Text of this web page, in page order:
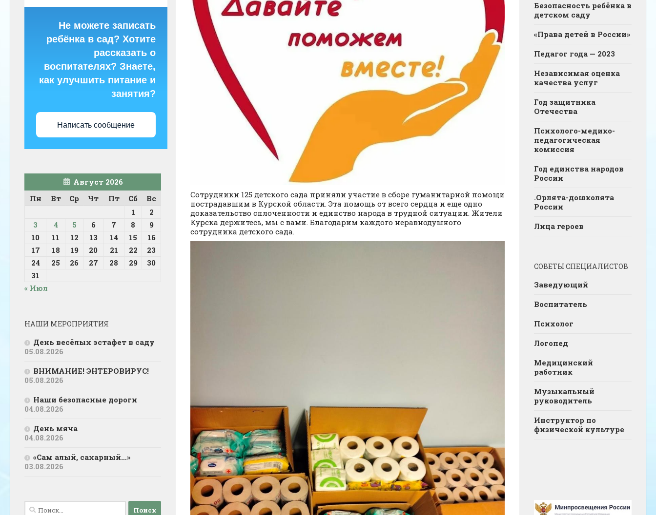
Сотрудники 125 детского сада приняли участие в сборе гуманитарной помощи
пострадавшим в Курской области. Эта помощь от всего сердца и еще одно
доказательство сплоченности и единство народа в трудной ситуации. Жители
Курска держитесь, мы с вами. Благодарим каждого неравнодушного
сотрудника детского сада.
Не можете записать
ребёнка в сад? Хотите
рассказать о
воспитателях? Знаете,
как улучшить питание и
занятия?
Написать сообщение
Август 2026
Пн
Вт Ср Чт Пт Сб
Вс
1
2
3
4 5 6 7 8
9
10
11 12 13 14 15
16
17
18 19 20 21 22
23
24
25 26 27 28 29
30
31
« Июл
НАШИ МЕРОПРИЯТИЯ
День весёлых эстафет в саду
05.08.2026
ВНИМАНИЕ! ЭНТЕРОВИРУС!
05.08.2026
Наши безопасные дороги
04.08.2026
День мяча
04.08.2026
«Сам алый, сахарный…»
03.08.2026
Найти:
Безопасность ребёнка в
детском саду
«Права детей в России»
Педагог года — 2023
Независимая оценка
качества услуг
Год защитника
Отечества
Психолого-медико-
педагогическая
комиссия
Год единства народов
России
.Орлята-дошколята
России
Лица героев
СОВЕТЫ СПЕЦИАЛИСТОВ
Заведующий
Воспитатель
Психолог
Логопед
Медицинский
работник
Музыкальный
руководитель
Инструктор по
физической культуре